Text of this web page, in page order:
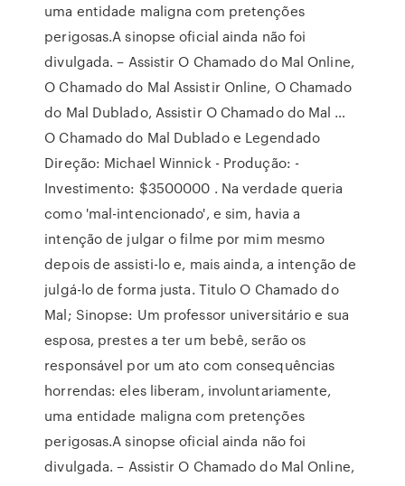
uma entidade maligna com pretenções
perigosas.A sinopse oficial ainda não foi
divulgada. – Assistir O Chamado do Mal Online,
O Chamado do Mal Assistir Online, O Chamado
do Mal Dublado, Assistir O Chamado do Mal …
O Chamado do Mal Dublado e Legendado
Direção: Michael Winnick - Produção: -
Investimento: $3500000 . Na verdade queria
como 'mal-intencionado', e sim, havia a
intenção de julgar o filme por mim mesmo
depois de assisti-lo e, mais ainda, a intenção de
julgá-lo de forma justa. Titulo O Chamado do
Mal; Sinopse: Um professor universitário e sua
esposa, prestes a ter um bebê, serão os
responsável por um ato com consequências
horrendas: eles liberam, involuntariamente,
uma entidade maligna com pretenções
perigosas.A sinopse oficial ainda não foi
divulgada. – Assistir O Chamado do Mal Online,